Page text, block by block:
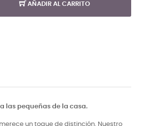
AÑADIR AL CARRITO
las pequeñas de la casa.
un toque de distinción. Nuestro